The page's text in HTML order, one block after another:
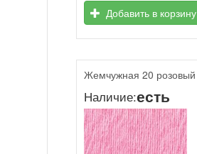
Добавить в корзину
Жемчужная 20 розовый
Наличие:есть